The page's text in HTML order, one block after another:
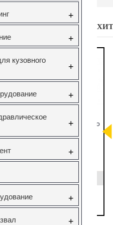
+
+
кузовного
+
+
+
+
+
+
Forsage F-933T1
снятия и установки
подшипников и
сайлентблоков
нет в наличии